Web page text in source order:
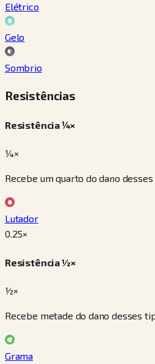
Elétrico
Gelo
Sombrio
Resistências
Resistência ¼×
¼×
Recebe um quarto do dano
Lutador
0.25×
Resistência ½×
½×
Recebe metade do dano desses
Grama